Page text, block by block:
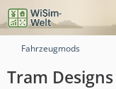
Fahrzeugmods
Tram Designs